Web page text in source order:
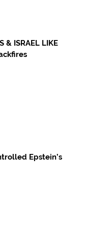
& ISRAEL LIKE
Epstein’s